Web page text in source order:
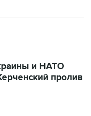
и НАТО
пролив